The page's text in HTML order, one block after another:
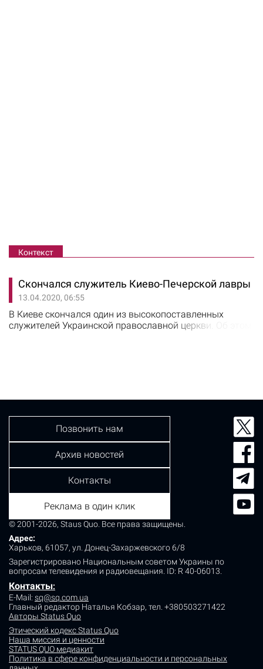
Контекст
Скончался служитель Киево-Печерской лавры
13.04.2020, 06:55
В Киеве скончался один из высокопоставленных
служителей Украинской православной церкви. Об этом
© 2001-2026, Staus Quo. Все права защищены.
Адрес:
Харьков, 61057, ул. Донец-Захаржевского 6/8
Зарегистрировано Национальным советом Украины по
вопросам телевидения и радиовещания. ID: R 40-06013.
Контакты:
E-Mail: sq@sq.com.ua
Главный редактор Наталья Кобзар, тел. +380503271422
Авторы Status Quo
Этический кодекс Status Quo
Наша миссия и ценности
STATUS QUO медиакит
Политика в сфере конфиденциальности и персональных
Позвонить нам
Архив новостей
Контакты
Реклама в один клик